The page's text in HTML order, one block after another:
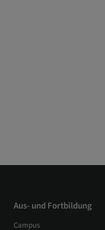
Aus- und Fortbildung
Campus